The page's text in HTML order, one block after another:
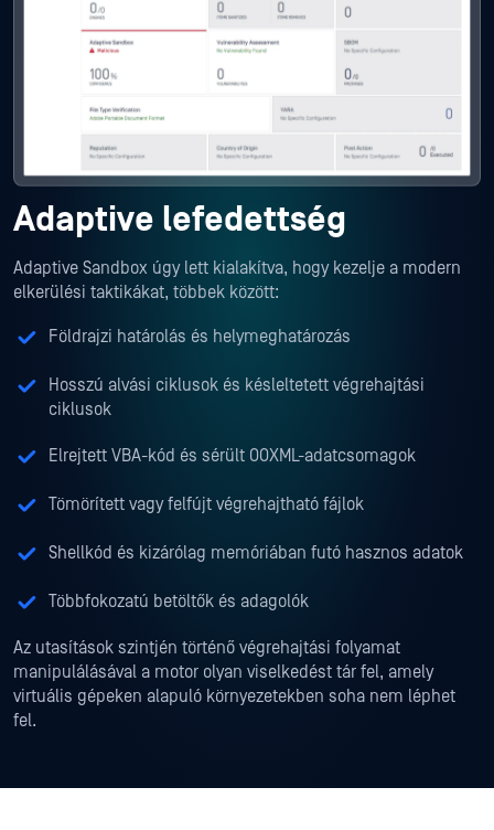
Adaptive lefedettség
Adaptive Sandbox úgy lett kialakítva, hogy kezelje a modern
elkerülési taktikákat, többek között:
Földrajzi határolás és helymeghatározás
Hosszú alvási ciklusok és késleltetett végrehajtási
ciklusok
Elrejtett VBA-kód és sérült OOXML-adatcsomagok
Tömörített vagy felfújt végrehajtható fájlok
Shellkód és kizárólag memóriában futó hasznos adatok
Többfokozatú betöltők és adagolók
Az utasítások szintjén történő végrehajtási folyamat
manipulálásával a motor olyan viselkedést tár fel, amely
virtuális gépeken alapuló környezetekben soha nem léphet
fel.